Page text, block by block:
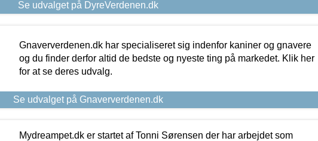
Se udvalget på DyreVerdenen.dk
Gnaververdenen.dk har specialiseret sig indenfor kaniner og gnavere
og du finder derfor altid de bedste og nyeste ting på markedet. Klik her
for at se deres udvalg.
Se udvalget på Gnaververdenen.dk
Mydreampet.dk er startet af Tonni Sørensen der har arbejdet som